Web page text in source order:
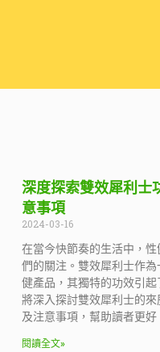
深度探索雙效犀利士
意事項
2024-03-16
在當今快節奏的生活中，
們的關注。雙效犀利士作
健產品，其獨特的功效引
將深入探討雙效犀利士的
及注意事項，幫助讀者更好
閱讀全文»